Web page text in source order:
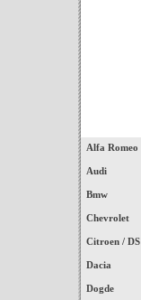
Alfa Romeo
Audi
Bmw
Chevrolet
Citroen / DS
Dacia
Dogde